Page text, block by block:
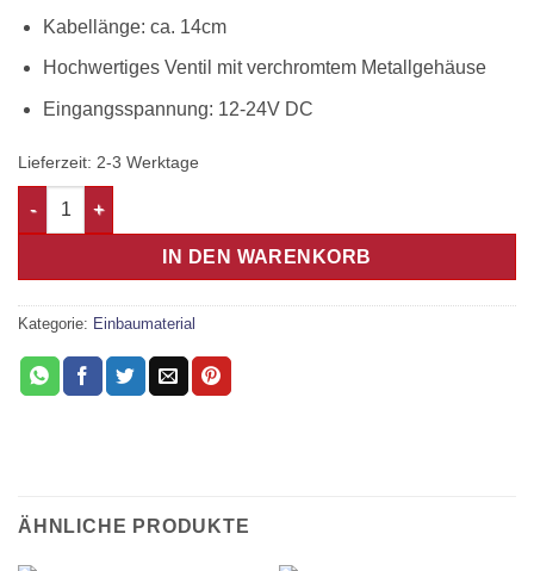
Kabellänge: ca. 14cm
Hochwertiges Ventil mit verchromtem Metallgehäuse
Eingangsspannung: 12-24V DC
Lieferzeit: 2-3 Werktage
Magnetventil 12-24V bis 12 Bar Menge
IN DEN WARENKORB
Kategorie: Einbaumaterial
ÄHNLICHE PRODUKTE